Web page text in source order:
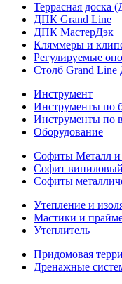
Террасная доска
ДПК Grand Line
ДПК МастерДэк
Кляммеры и
Регулируемые
Столб Grand
Инструмент
Инструменты по
Инструменты по
Оборудование
Софиты Металл
Софит
Софиты
Утепление и
Мастики и
Утеплитель
Придомовая
Дренажные